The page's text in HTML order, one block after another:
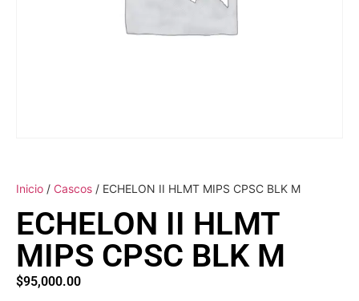
Inicio / Cascos / ECHELON II HLMT MIPS CPSC BLK M
ECHELON II HLMT
MIPS CPSC BLK M
$95,000.00